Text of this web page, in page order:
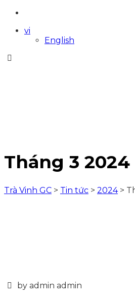
vi
English
Tháng 3 2024
Trà Vinh GC > Tin tức > 2024>
by admin admin